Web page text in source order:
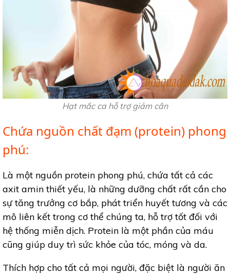
Hạt mắc ca hỗ trợ giảm cân
Chứa nguồn chất đạm (protein) phong
phú:
Là một nguồn protein phong phú, chứa tất cả các
axit amin thiết yếu, là những dưỡng chất rất cần cho
sự tăng trưởng cơ bắp, phát triển huyết tương và các
mô liên kết trong cơ thể chúng ta, hỗ trợ tốt đối với
hệ thống miễn dịch. Protein là một phần của máu
cũng giúp duy trì sức khỏe của tóc, móng và da.
Thích hợp cho tất cả mọi người, đặc biệt là người ăn